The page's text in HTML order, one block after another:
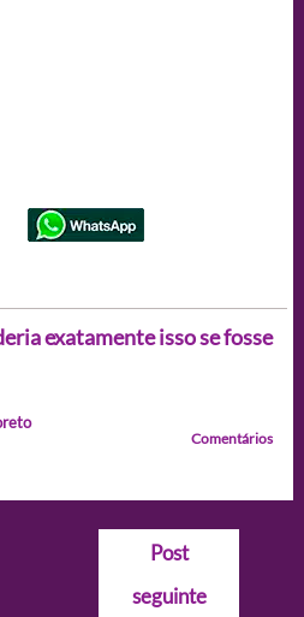
exatamente isso se fosse
Comentários
Post
seguinte